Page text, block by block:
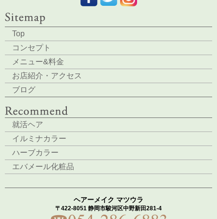
Top
コンセプト
メニュー&料金
お店紹介・アクセス
ブログ
就活ヘア
イルミナカラー
ハーブカラー
エバメール化粧品
ヘアーメイク マツウラ
〒422-8051 静岡市駿河区中野新田281-4